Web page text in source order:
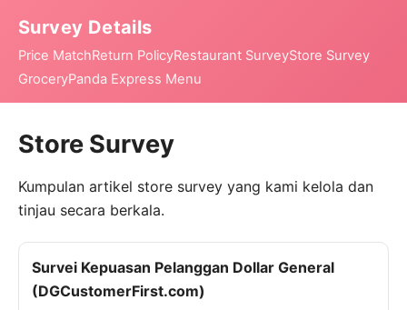
Survey Details
Price MatchReturn PolicyRestaurant SurveyStore Survey
GroceryPanda Express Menu
Store Survey
Kumpulan artikel store survey yang kami kelola dan
tinjau secara berkala.
Survei Kepuasan Pelanggan Dollar General
(DGCustomerFirst.com)